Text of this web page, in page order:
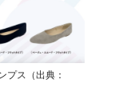
プス（出典：